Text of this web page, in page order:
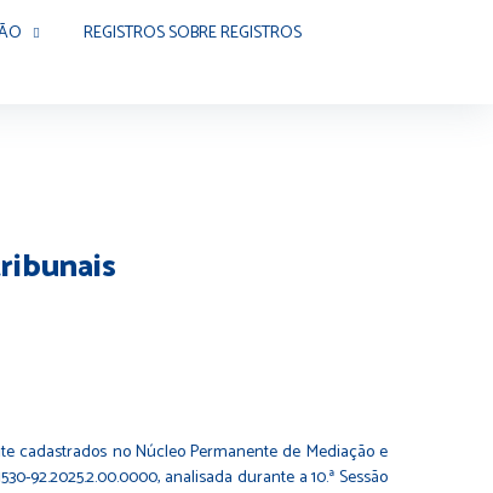
REGISTROS SOBRE REGISTROS
cadastrados no Núcleo Permanente de Mediação e
92.2025.2.00.0000, analisada durante a 10.ª Sessão